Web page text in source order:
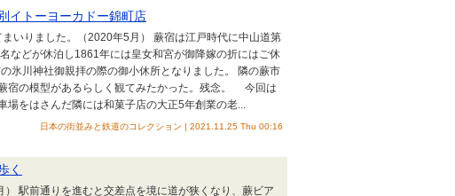
イトーヨーカドー錦町店
いりました。（2020年5月） 蕨宿は江戸時代に中山道第
などが休泊し1861年には皇女和宮が御降嫁の折にはご休
氷川神社御親拝の際の御小休所となりました。 隣の蕨市
宿の模型があるらしく観てみたかった。残念。 今回は
場をはさんだ隣には和菓子店の大正5年創業の老...
日本の街並みと鉄道のコレクション | 2021.11.25 Thu 00:16
く
駅前通りを進むと交差点を境に道が狭くなり、蕨ビア